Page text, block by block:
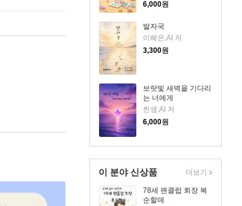
6,000원
발자국
이혜은,AI 저
3,300원
보랏빛 새벽을 기다리
는 너에게
찐샘,AI 저
6,000원
이 분야 신상품
78세 팬클럽 회장 복
순할매
더보기